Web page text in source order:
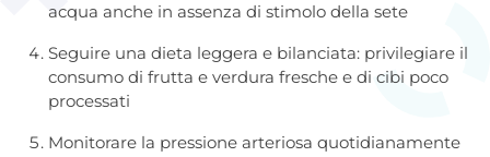
acqua anche in assenza di stimolo della sete
Seguire una dieta leggera e bilanciata: privilegiare il
consumo di frutta e verdura fresche e di cibi poco
processati
Monitorare la pressione arteriosa quotidianamente